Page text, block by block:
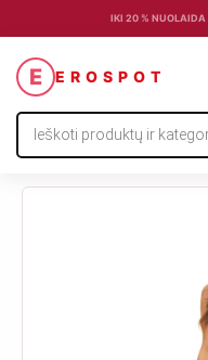
IKI 20 % NUOLAIDA
E EROSPOT
Products
search